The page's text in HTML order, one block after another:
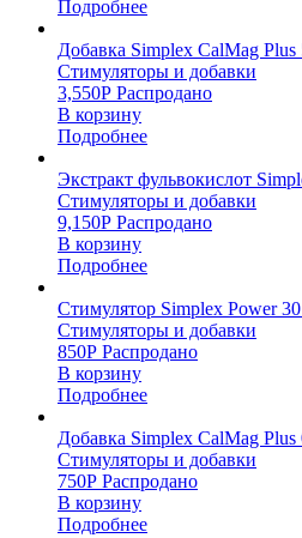
Подробнее
Добавка Simplex CalMag Plus
Стимуляторы и добавки
3,550Р Распродано
В корзину
Подробнее
Экстракт фульвокислот
Стимуляторы и добавки
9,150Р Распродано
В корзину
Подробнее
Стимулятор Simplex Power
Стимуляторы и добавки
850Р Распродано
В корзину
Подробнее
Добавка Simplex CalMag Plus
Стимуляторы и добавки
750Р Распродано
В корзину
Подробнее